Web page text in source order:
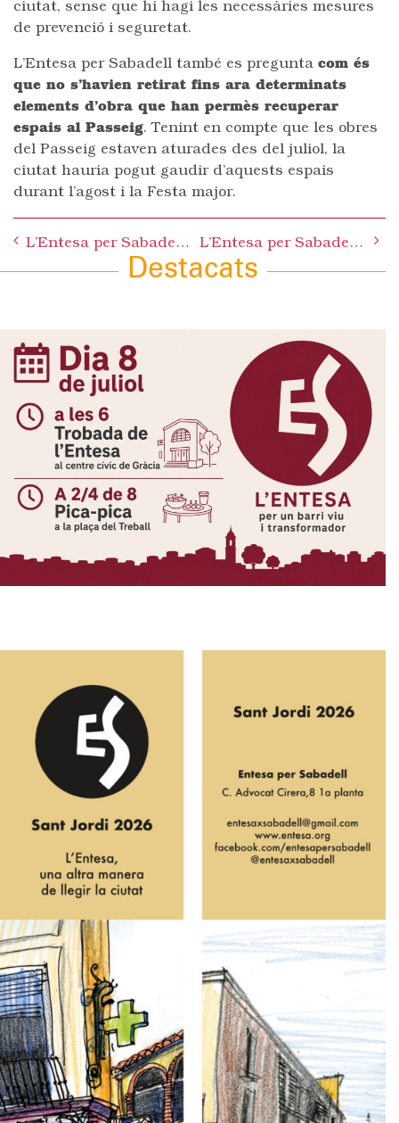
ciutat, sense que hi hagi les necessàries mesures
de prevenció i seguretat.
L’Entesa per Sabadell també es pregunta com és
que no s’havien retirat fins ara determinats
elements d’obra que han permès recuperar
espais al Passeig. Tenint en compte que les obres
del Passeig estaven aturades des del juliol, la
ciutat hauria pogut gaudir d’aquests espais
durant l’agost i la Festa major.
navigation
L’Entesa per Sabadell reclama que es resolguin les incògnites que planen sobre les obres dels FGC L’Entesa per Sabadell celebra que la mobilització de la ciutat impedeixi la celebració del concert neofeixista previst per demà
Destacats